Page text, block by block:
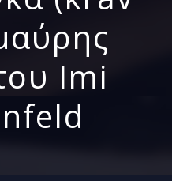
Imi